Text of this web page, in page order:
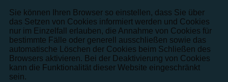
Sie können Ihren Browser so einstellen, dass Sie über
das Setzen von Cookies informiert werden und Cookies
nur im Einzelfall erlauben, die Annahme von Cookies für
bestimmte Fälle oder generell ausschließen sowie das
automatische Löschen der Cookies beim Schließen des
Browsers aktivieren. Bei der Deaktivierung von Cookies
kann die Funktionalität dieser Website eingeschränkt
sein.